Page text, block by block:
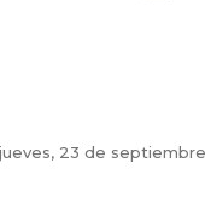
jueves, 23 de